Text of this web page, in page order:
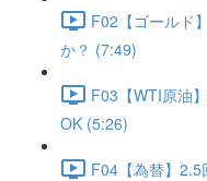
F02【ゴールド
か？ (7:49)
F03【WTI原油
OK (5:26)
F04【為替】